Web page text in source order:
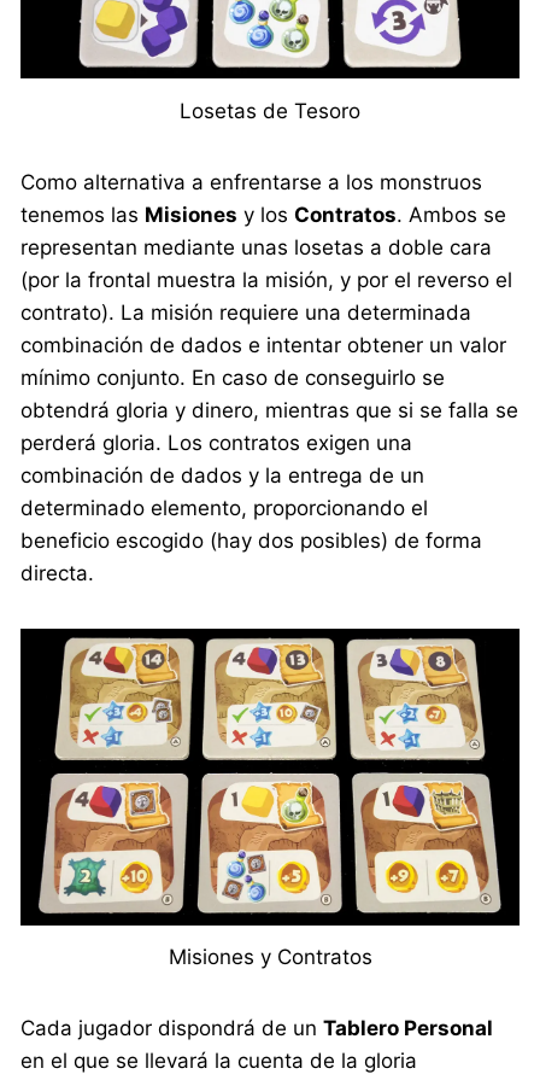
Losetas de Tesoro
Como alternativa a enfrentarse a los monstruos
tenemos las Misiones y losContratos. Ambos se
representan mediante unas losetas a doble cara
(por la frontal muestra la misión, y por el reverso el
contrato). La misión requiere una determinada
combinación de dados e intentar obtener un valor
mínimo conjunto. En caso de conseguirlo se
obtendrá gloria y dinero, mientras que si se falla se
perderá gloria. Los contratos exigen una
combinación de dados y la entrega de un
determinado elemento, proporcionando el
beneficio escogido (hay dos posibles) de forma
directa.
Misiones y Contratos
Cada jugador dispondrá de unTablero Personal
en el que se llevará la cuenta de la gloria